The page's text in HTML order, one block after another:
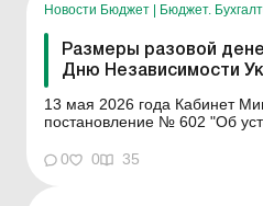
Новости Бюджет | Бюджет.
Размеры разовой
Дню Независимости
13 мая 2026 года Кабинет
постановление № 602 "Об
Украины, предусмотренной
статусе ветеранов войны,
0 0 35